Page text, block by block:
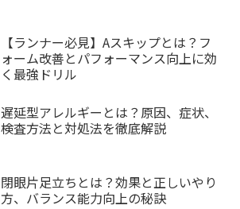
【ランナー必見】Aスキップとは？フ
ォーム改善とパフォーマンス向上に効
く最強ドリル
遅延型アレルギーとは？原因、症状、
検査方法と対処法を徹底解説
閉眼片足立ちとは？効果と正しいやり
方、バランス能力向上の秘訣